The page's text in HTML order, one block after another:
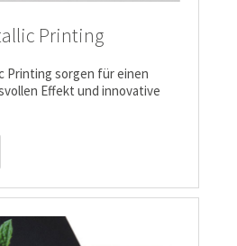
Printing
Printing sorgen für einen
Effekt und innovative